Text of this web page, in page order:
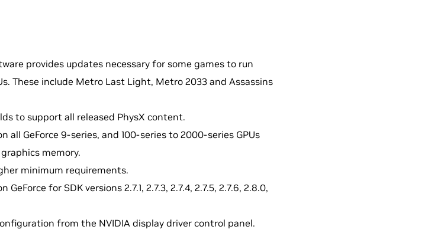
provides updates necessary for some games to run
These include Metro Last Light, Metro 2033 and Assassins
to support all released PhysX content.
all GeForce 9‑series, and 100‑series to 2000‑series GPUs
memory.
minimum requirements.
for SDK versions 2.7.1, 2.7.3, 2.7.4, 2.7.5, 2.7.6, 2.8.0,
from the NVIDIA display driver control panel.